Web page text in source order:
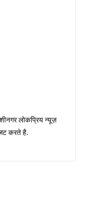
लोकप्रिय न्यूज़
करते है.